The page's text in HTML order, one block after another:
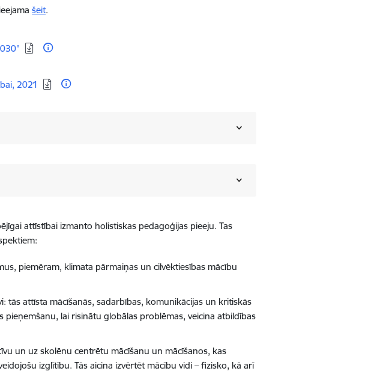
šeit.
2021
attīstībai izmanto holistiskas pedagoģijas pieeju. Tas
piemēram, klimata pārmaiņas un cilvēktiesības mācību
tās attīsta mācīšanās, sadarbības, komunikācijas un kritiskās
lai risinātu globālas problēmas, veicina atbildības
un uz skolēnu centrētu mācīšanu un mācīšanos, kas
izglītību. Tās aicina izvērtēt mācību vidi – fizisko, kā arī